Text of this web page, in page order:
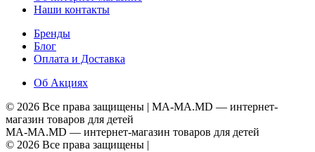
Наши контакты
Бренды
Блог
Оплата и Доставка
Об Акциях
© 2026 Все права защищены | MA-MA.MD — интернет-
магазин товаров для детей
MA-MA.MD — интернет-магазин товаров для детей
© 2026 Все права защищены |